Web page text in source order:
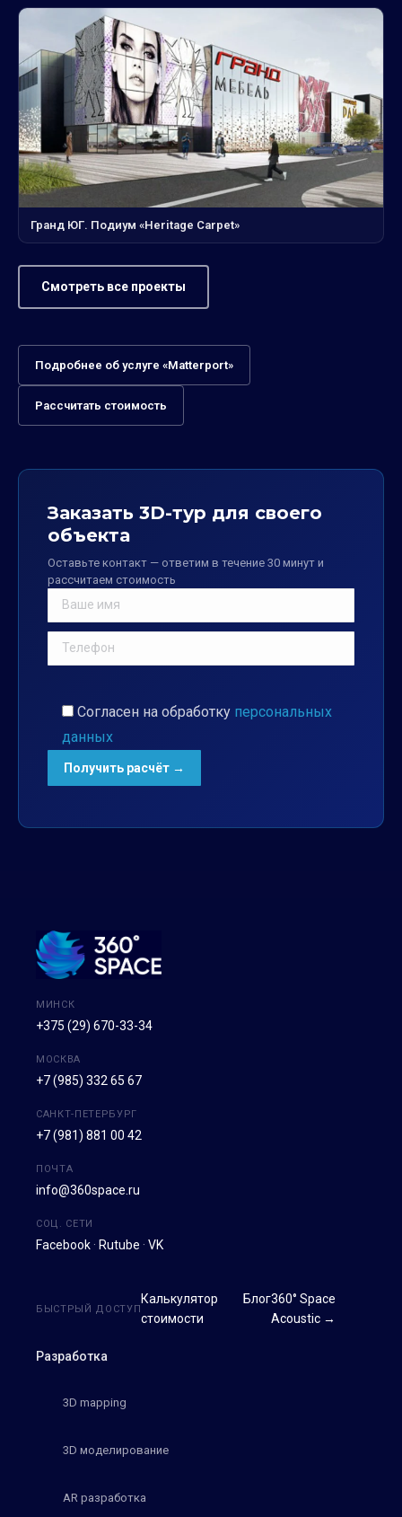
Гранд ЮГ. Подиум «Heritage Carpet»
Смотреть все проекты
Подробнее об услуге «Matterport»
Рассчитать стоимость
Заказать 3D-тур для своего
объекта
Оставьте контакт — ответим в течение 30 минут и
рассчитаем стоимость
Согласен на обработку персональных
данных
МИНСК
+375 (29) 670-33-34
МОСКВА
+7 (985) 332 65 67
САНКТ-ПЕТЕРБУРГ
+7 (981) 881 00 42
ПОЧТА
info@360space.ru
СОЦ. СЕТИ
Facebook · Rutube · VK
Разработка
3D mapping
3D моделирование
AR разработка
БЫСТРЫЙ ДОСТУП
Калькулятор
стоимости
Блог360° Space
Acoustic →